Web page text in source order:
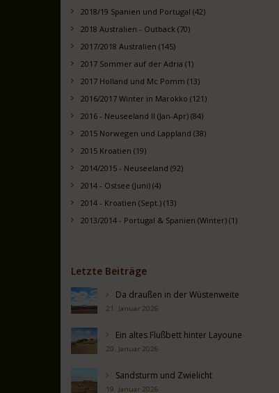
2018/19 Spanien und Portugal (42)
2018 Australien - Outback (70)
2017/2018 Australien (145)
2017 Sommer auf der Adria (1)
2017 Holland und Mc Pomm (13)
2016/2017 Winter in Marokko (121)
2016 - Neuseeland II (Jan-Apr) (84)
2015 Norwegen und Lappland (38)
2015 Kroatien (19)
2014/2015 - Neuseeland (92)
2014 - Ostsee (Juni) (4)
2014 - Kroatien (Sept.) (13)
2013/2014 - Portugal & Spanien (Winter) (1)
Letzte Beiträge
Da draußen in der Wüstenweite
21. Januar 2026
Ein altes Flußbett hinter Layoune
20. Januar 2026
Sandsturm und Zwielicht
19. Januar 2026